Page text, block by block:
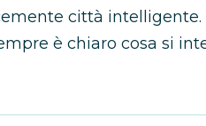
città intelligente.
è chiaro cosa si